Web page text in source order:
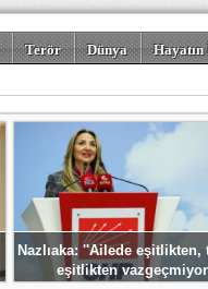
Terör Dünya
Nazlıaka: ''Ailede eşitlikten,
eşitlikten